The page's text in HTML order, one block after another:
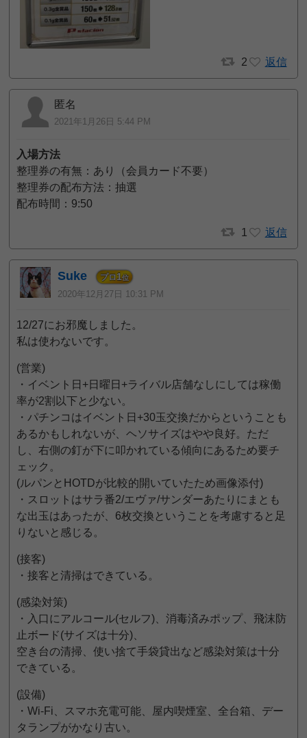
2 返信
匿名
2021年1月26日 5:44 PM
入場方法
整理券の有無：あり（会員カード不要）
整理券の配布方法：抽選
配布時間：9:50
1 返信
Suke プロ1位
2020年12月27日 10:31 PM
12/27にお邪魔しました。
私は使わないです。
(営業)
・イベント日+日曜日+ライバル店舗なしにしては稼働
率が2割以下と少ない。
・パチンコはイベント日+30玉交換だからということも
あるかもしれないが、ヘソサイズはやや良好。ただ
し、右側の釘が下に叩かれている傾向にあるため要チ
ェック。
(ルパンとHOTDが比較的開いていたため画像添付)
・スロットはサラ番2/エヴァ/サンダーあたりにまとも
な出玉はあったが、6枚交換ということを考慮すると足
りないと感じる。
(接客)
・接客と清掃はできている。
(感染対策)
・入口にアルコール(セルフ)、消毒済みポップ、飛沫防
止ボード(サイズは十分)、
空き台の清掃、使い捨て手袋貸出など感染対策は十分
できている。
(設備)
・Wi-Fi、スマホ充電可能、屋内喫煙室、全台箱、デー
タランプがかなり古い。